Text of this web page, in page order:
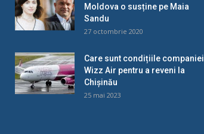
Moldova o susține pe Maia
Sandu
27 octombrie 2020
Care sunt condițiile companiei
Wizz Air pentru a reveni la
Chișinău
25 mai 2023